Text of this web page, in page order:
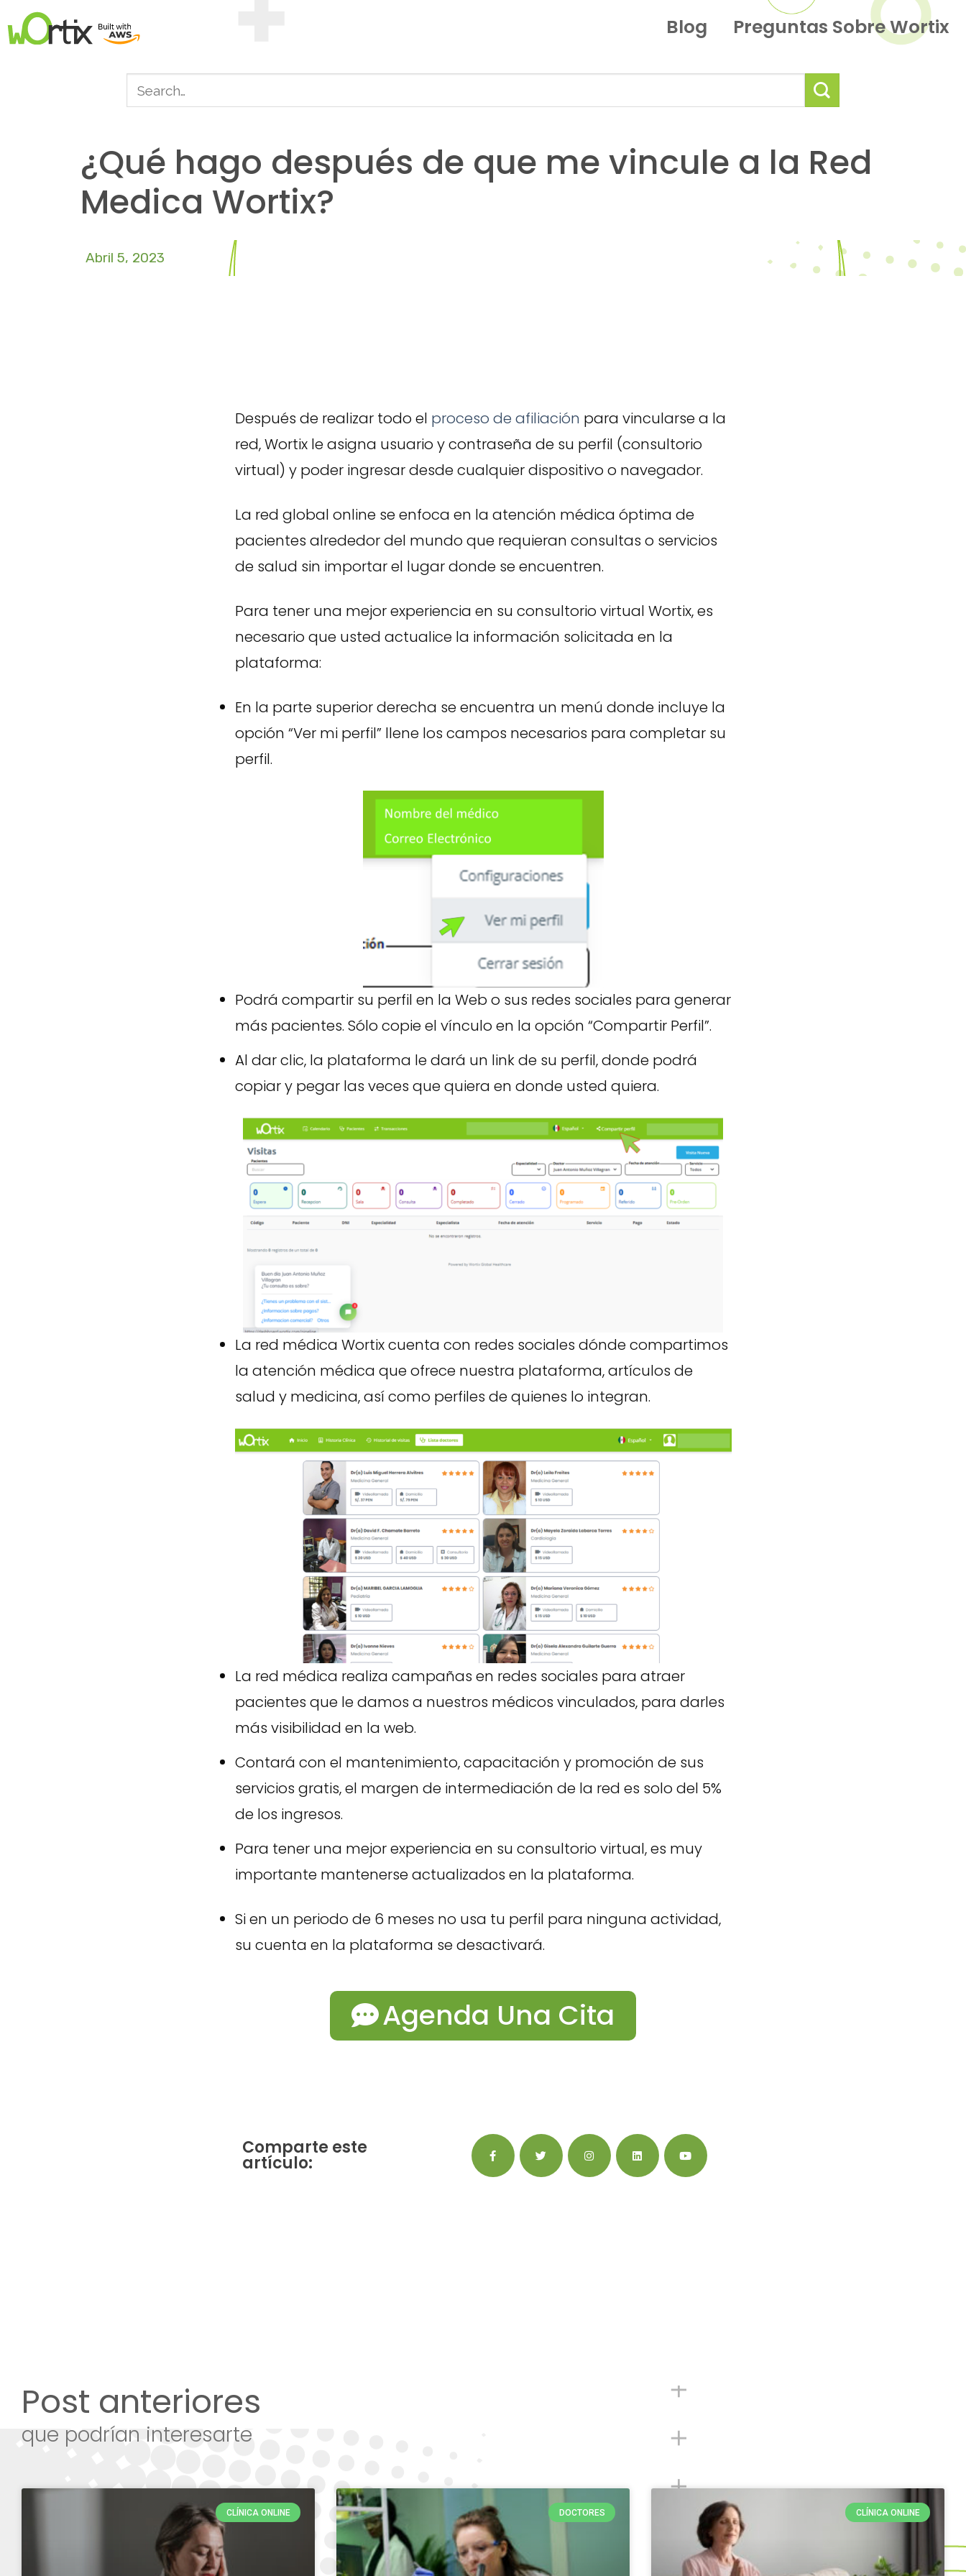
Blog Preguntas Sobre Wortix
¿Qué hago después de que me vincule a la Red
Medica Wortix?
Abril 5, 2023
Después de realizar todo el proceso de afiliación para vincularse a la
red, Wortix le asigna usuario y contraseña de su perfil (consultorio
virtual) y poder ingresar desde cualquier dispositivo o navegador.
La red global online se enfoca en la atención médica óptima de
pacientes alrededor del mundo que requieran consultas o servicios
de salud sin importar el lugar donde se encuentren.
Para tener una mejor experiencia en su consultorio virtual Wortix, es
necesario que usted actualice la información solicitada en la
plataforma:
En la parte superior derecha se encuentra un menú donde incluye la
opción “Ver mi perfil” llene los campos necesarios para completar su
perfil.
Podrá compartir su perfil en la Web o sus redes sociales para generar
más pacientes. Sólo copie el vínculo en la opción “Compartir Perfil”.
Al dar clic, la plataforma le dará un link de su perfil, donde podrá
copiar y pegar las veces que quiera en donde usted quiera.
La red médica Wortix cuenta con redes sociales dónde compartimos
la atención médica que ofrece nuestra plataforma, artículos de
salud y medicina, así como perfiles de quienes lo integran.
La red médica realiza campañas en redes sociales para atraer
pacientes que le damos a nuestros médicos vinculados, para darles
más visibilidad en la web.
Contará con el mantenimiento, capacitación y promoción de sus
servicios gratis, el margen de intermediación de la red es solo del 5%
de los ingresos.
Para tener una mejor experiencia en su consultorio virtual, es muy
importante mantenerse actualizados en la plataforma.
Si en un periodo de 6 meses no usa tu perfil para ninguna actividad,
su cuenta en la plataforma se desactivará.
Agenda Una Cita
Comparte este
artículo:
Post anteriores
que podrían interesarte
CLÍNICA ONLINE DOCTORES CLÍNICA ONLINE